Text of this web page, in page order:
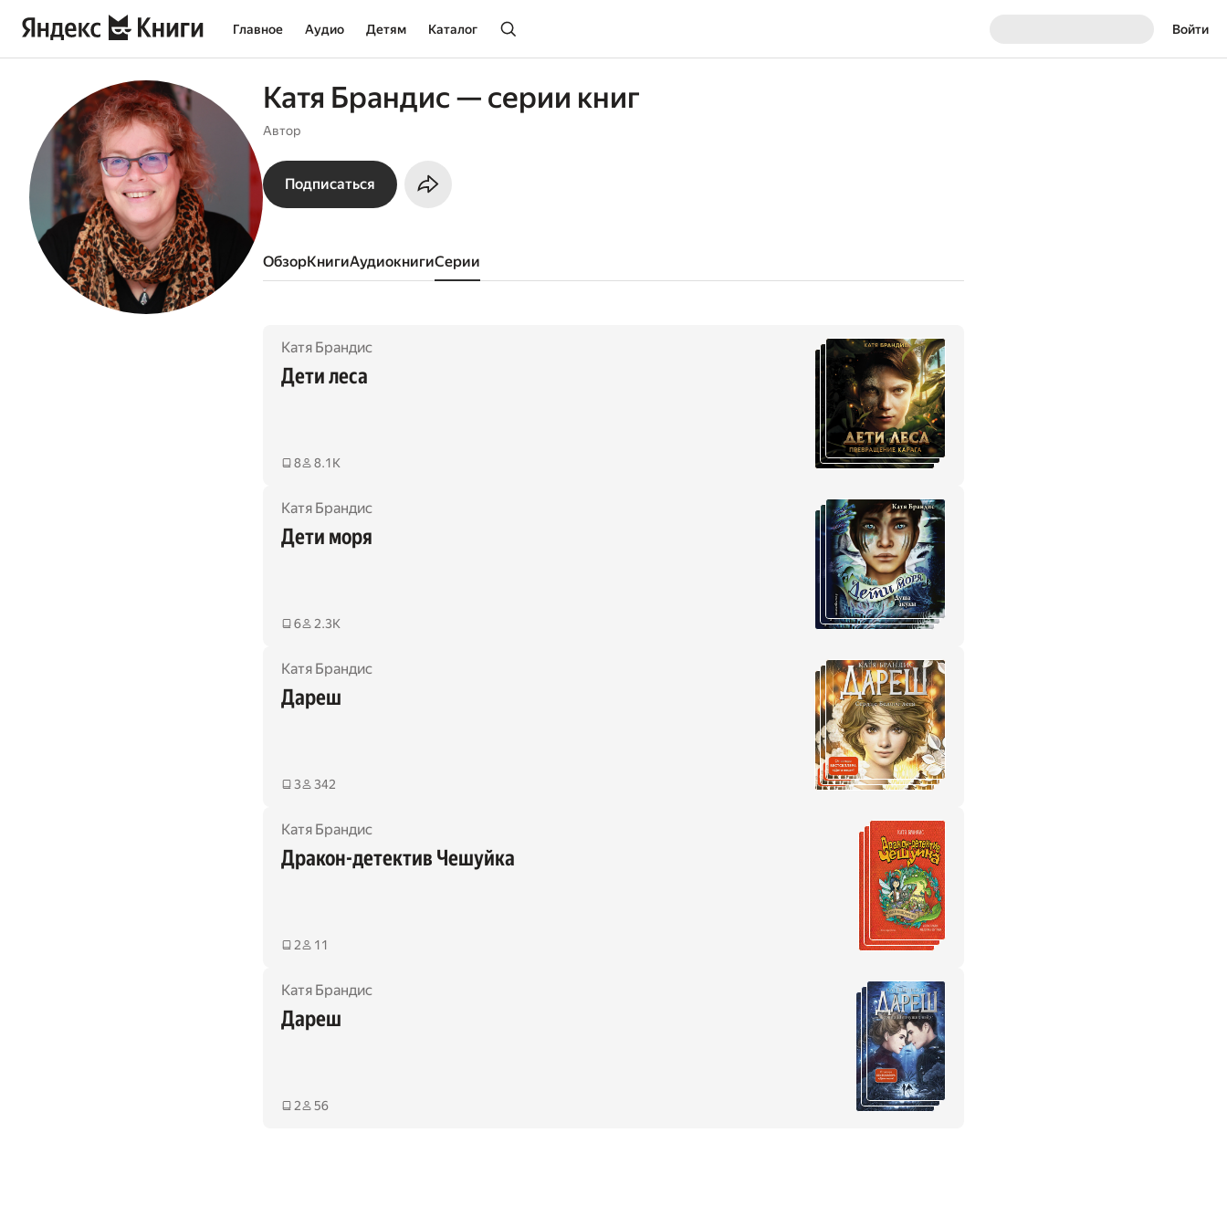
Главное Аудио Детям Каталог Войти
Катя Брандис — серии книг
Автор
Подписаться
Обзор книги аудиокниги серии
Катя Брандис
Дети леса
8 8.1K
Катя Брандис
Дети моря
6 2.3K
Катя Брандис
Дареш
3 342
Катя Брандис
Дракон-детектив Чешуйка
2 11
Катя Брандис
Дареш
2 56